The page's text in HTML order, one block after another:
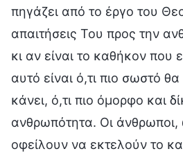
πηγάζει από το έργο του
απαιτήσεις Του προς την
κι αν είναι το καθήκον που
αυτό είναι ό,τι πιο σωστό
κάνει, ό,τι πιο όμορφο και
ανθρωπότητα. Οι
οφείλουν να εκτελούν το